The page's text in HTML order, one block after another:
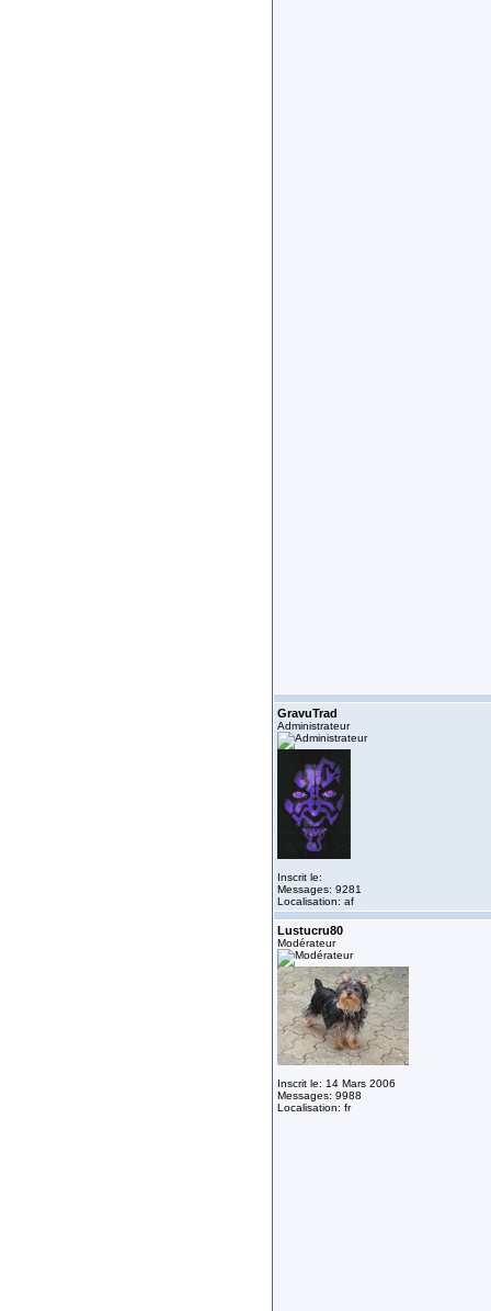
GravuTrad
Administrateur
Inscrit le:
Messages: 9281
Localisation: af
Lustucru80
Modérateur
Inscrit le: 14 Mars 2006
Messages: 9988
Localisation: fr